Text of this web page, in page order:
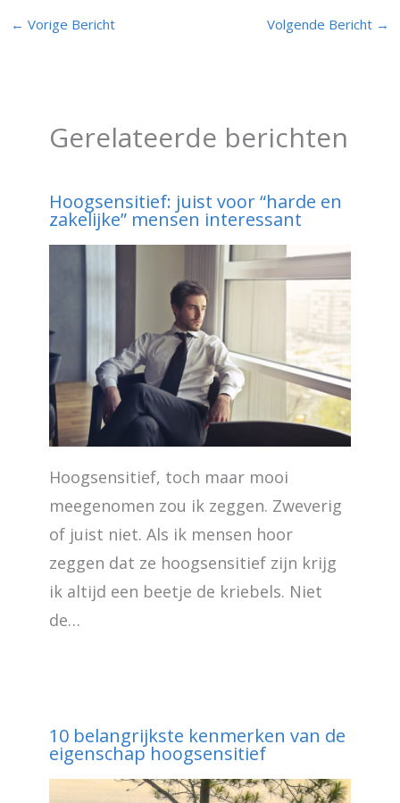
← Vorige Bericht Volgende Bericht →
Gerelateerde berichten
Hoogsensitief: juist voor “harde en
zakelijke” mensen interessant
Hoogsensitief, toch maar mooi
meegenomen zou ik zeggen. Zweverig
of juist niet. Als ik mensen hoor
zeggen dat ze hoogsensitief zijn krijg
ik altijd een beetje de kriebels. Niet
de…
10 belangrijkste kenmerken van de
eigenschap hoogsensitief